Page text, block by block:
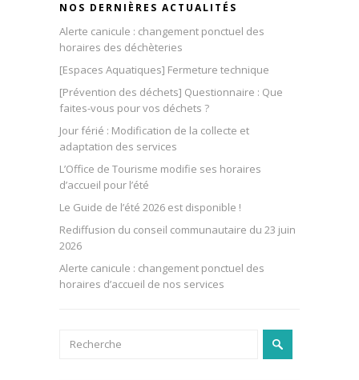
NOS DERNIÈRES ACTUALITÉS
Alerte canicule : changement ponctuel des
horaires des déchèteries
[Espaces Aquatiques] Fermeture technique
[Prévention des déchets] Questionnaire : Que
faites-vous pour vos déchets ?
Jour férié : Modification de la collecte et
adaptation des services
L’Office de Tourisme modifie ses horaires
d’accueil pour l’été
Le Guide de l’été 2026 est disponible !
Rediffusion du conseil communautaire du 23 juin
2026
Alerte canicule : changement ponctuel des
horaires d’accueil de nos services